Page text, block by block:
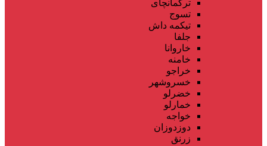
ترکمانچای
تسوج
تیکمه داش
جلفا
خاروانا
خامنه
خراجو
خسروشهر
خضرلو
خمارلو
خواجه
دوزدوزان
زرنق